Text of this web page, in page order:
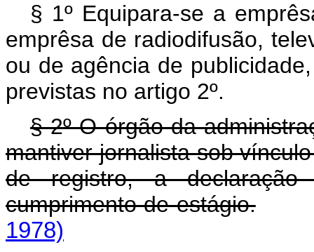
§ 1º Equipara-se a
emprêsa de radiodifusão,
ou de agência de
previstas no artigo 2º.
§ 2º O órgão da
mantiver jornalista sob
de registro, a
cumprimento de estágio.
1978)